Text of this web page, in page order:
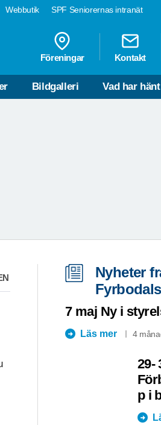
Webbutik SPF Seniorernas intranät
Föreningar Kontakt
Bildgalleri Vad har hänt
Nyheter
7 maj Ny i
Läs mer 4
29-
p i